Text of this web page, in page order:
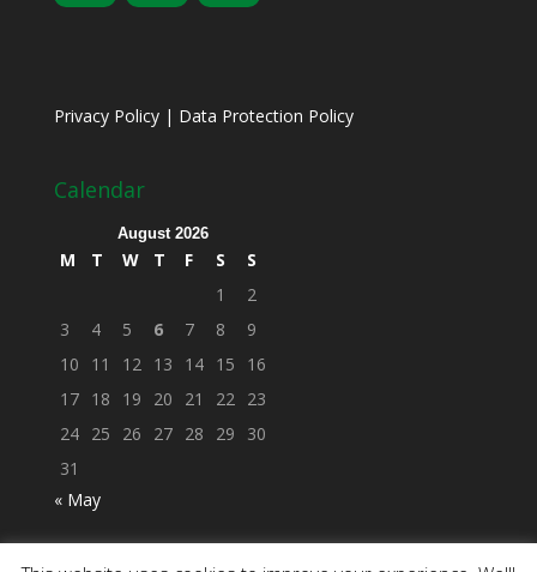
Privacy Policy| Data Protection Policy
Calendar
August 2026
M T W T F S
S
1
2
3
4 5 6 7 8
9
10
11 12 13 14 15
16
17 18 19 20 21 22 23
24 25 26 27 28 29
30
31
« May